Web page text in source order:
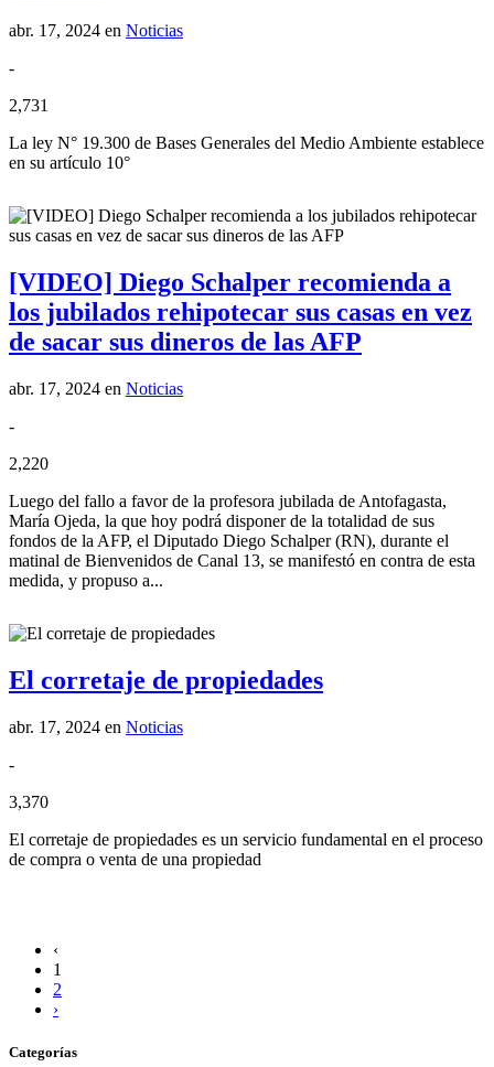
abr. 17, 2024 en Noticias
-
2,731
La ley N° 19.300 de Bases Generales del Medio Ambiente establece
en su artículo 10°
[VIDEO] Diego Schalper recomienda a
los jubilados rehipotecar sus casas en vez
de sacar sus dineros de las AFP
abr. 17, 2024 en Noticias
-
2,220
Luego del fallo a favor de la profesora jubilada de Antofagasta,
María Ojeda, la que hoy podrá disponer de la totalidad de sus
fondos de la AFP, el Diputado Diego Schalper (RN), durante el
matinal de Bienvenidos de Canal 13, se manifestó en contra de esta
medida, y propuso a...
El corretaje de propiedades
abr. 17, 2024 en Noticias
-
3,370
El corretaje de propiedades es un servicio fundamental en el proceso
de compra o venta de una propiedad
‹
1
2
›
Categorías